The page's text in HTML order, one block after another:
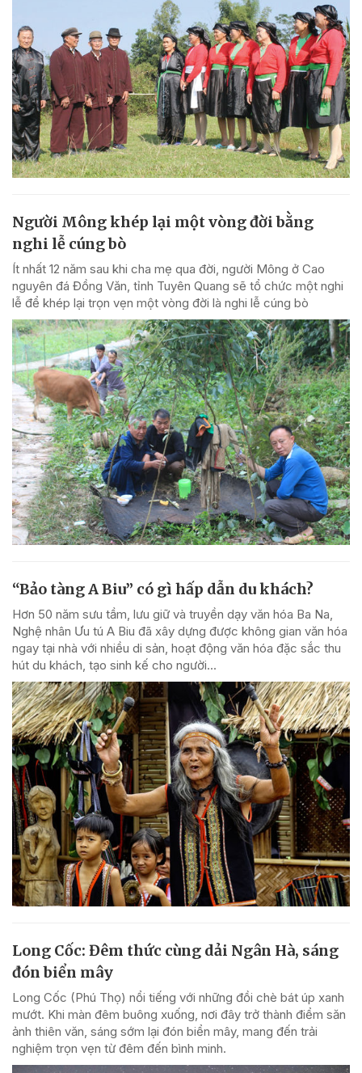
Người Mông khép lại một vòng đời bằng
nghi lễ cúng bò
Ít nhất 12 năm sau khi cha mẹ qua đời, người Mông ở Cao
nguyên đá Đồng Văn, tỉnh Tuyên Quang sẽ tổ chức một nghi
lễ để khép lại trọn vẹn một vòng đời là nghi lễ cúng bò
“Bảo tàng A Biu” có gì hấp dẫn du khách?
Hơn 50 năm sưu tầm, lưu giữ và truyền dạy văn hóa Ba Na,
Nghệ nhân Ưu tú A Biu đã xây dựng được không gian văn hóa
ngay tại nhà với nhiều di sản, hoạt động văn hóa đặc sắc thu
hút du khách, tạo sinh kế cho người...
Long Cốc: Đêm thức cùng dải Ngân Hà, sáng
đón biển mây
Long Cốc (Phú Thọ) nổi tiếng với những đồi chè bát úp xanh
mướt. Khi màn đêm buông xuống, nơi đây trở thành điểm săn
ảnh thiên văn, sáng sớm lại đón biển mây, mang đến trải
nghiệm trọn vẹn từ đêm đến bình minh.